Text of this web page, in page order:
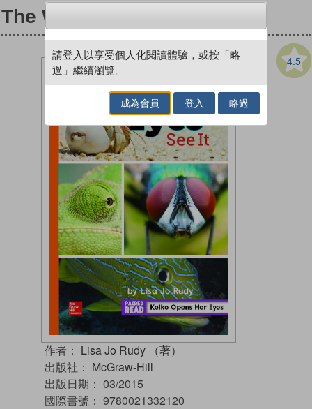
The Way Eyes See it
4.5
作者： Lisa Jo Rudy （著）
出版社： McGraw-Hill
出版日期： 03/2015
國際書號： 9780021332120
請登入以享受個人化閱讀體驗，或按「略
過」繼續瀏覽。
成為會員 登入 略過